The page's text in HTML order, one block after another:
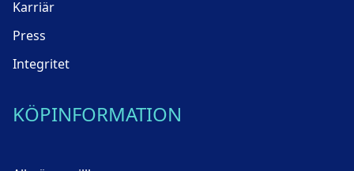
Karriär
Press
Integritet
KÖPINFORMATION